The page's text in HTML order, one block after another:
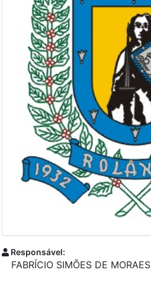
Responsável:
FABRÍCIO SIMÕES DE MORAES